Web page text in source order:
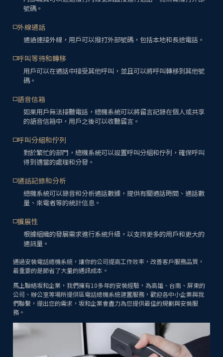
號碼。
外線通話
通過連接外線，用戶可以撥打外部號碼，包括本地和長途電話。
呼叫等待和轉移
用戶可以在通話中接受其他呼叫，並且可以將呼叫轉移到其他號
碼。
語音信箱
如果用戶無法接聽電話，總機系統可以將留言記錄在個人或共享
的語音信箱中，用戶之後可以收聽留言。
呼叫分組和佇列
對於繁忙的部門，總機系統可以設置呼叫分組和佇列，確保呼叫
得到適當的處理和分發。
通話記錄和分析
總機系統可以錄音和分析通話數據，提供有關通話時間、通話數
量、來電者等的統計信息。
擴展性
根據組織的發展需求進行系統升級，以支持更多的用戶和更大的
通訊量。
通過安裝電話總機系統，讓你的公司提高工作效率，改善客戶服務品質，
最重要的是節省了大量的通訊成本。
馬上聯絡坂和企業，我們擁有10多年的安裝經驗，為高雄、台南、屏東的
公司、辦公室等場所提供區電話總機系統建置服務，歡迎各中小企業與我
們聯繫，提出您的需求，坂和企業會盡力為您提供最佳的規劃與安裝服
務。